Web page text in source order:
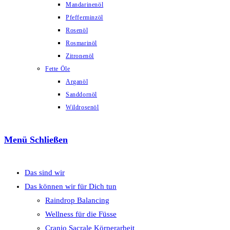
Mandarinenöl
Pfefferminzöl
Rosenöl
Rosmarinöl
Zitronenöl
Fette Öle
Arganöl
Sanddornöl
Wildrosenöl
Menü Schließen
Das sind wir
Das können wir für Dich tun
Raindrop Balancing
Wellness für die Füsse
Cranio Sacrale Körperarbeit
Klettergarten) an. Regina ist die erste
Pflanzenbotschafterin, führt einen
wunderbaren Shop für Naturprodukte
uvm. und bietet zahlreiche Seminare an.
Ich freue mich so sehr, über die
Regina und Josef.
Geburtsbild Michaela